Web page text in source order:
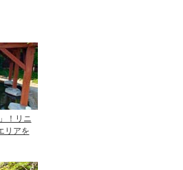
！リニ
リアを